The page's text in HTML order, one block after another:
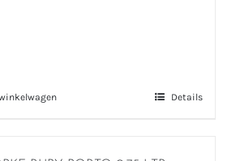
Details